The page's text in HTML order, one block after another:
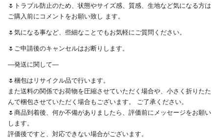
🌷トラブル防止のため、状態やサイズ感、質感、生地など気になる方は
ご購入前にコメントをお願い致し ます。
‪🌷気になる事など、些細なことでもお気軽にご質問ください。
‪🌷ご申請後のキャンセルはお断りします。
―発送に関して―
‪🌷梱包はリサイクル品で行います。
また送料の関係でお荷物を圧縮させていただく場合や、小さく折りたた
んで梱包させていただく場合もございます。 ご了承ください。
‪🌷商品到着後、何か不備がありましたら、評価前にメッセージをお願い
します。
評価後ですと、対応できない場合がございます。